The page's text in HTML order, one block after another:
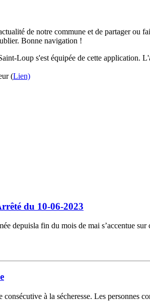
de notre commune et de partager ou
Bonne navigation !
Loup s'est équipée de cette application.
(Lien)
du 10-06-2023
depuisla fin du mois de mai s’accentue
à la sécheresse. Les personnes